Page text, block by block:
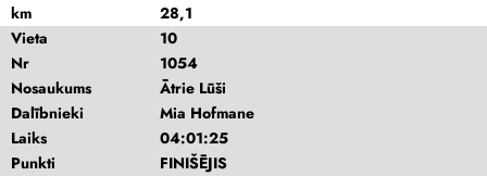
km
28,1
Vieta
10
Nr
1054
Nosaukums
Ātrie Lūši
Dalībnieki
Mia Hofmane
Laiks
04:01:25
Punkti
FINIŠĒJIS